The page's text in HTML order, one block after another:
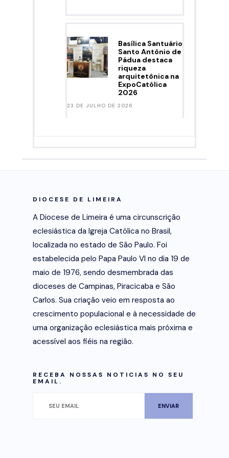
Basílica Santuário
Santo Antônio de
Pádua destaca
riqueza
arquitetônica na
ExpoCatólica
2026
23 DE JULHO DE 2026
DIOCESE DE LIMEIRA
A Diocese de Limeira é uma circunscrição
eclesiástica da Igreja Católica no Brasil,
localizada no estado de São Paulo. Foi
estabelecida pelo Papa Paulo VI no dia 19 de
maio de 1976, sendo desmembrada das
dioceses de Campinas, Piracicaba e São
Carlos. Sua criação veio em resposta ao
crescimento populacional e à necessidade de
uma organização eclesiástica mais próxima e
acessível aos fiéis na região.
RECEBA NOSSAS NOTICIAS NO SEU
EMAIL.